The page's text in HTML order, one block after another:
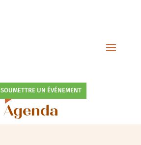
SOUMETTRE UN ÉVÉNEMENT
Agenda